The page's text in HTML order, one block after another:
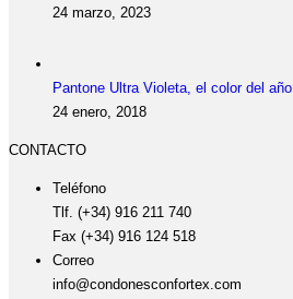
24 marzo, 2023
Pantone Ultra Violeta, el color del año
24 enero, 2018
CONTACTO
Teléfono
Tlf. (+34) 916 211 740
Fax (+34) 916 124 518
Correo
info@condonesconfortex.com